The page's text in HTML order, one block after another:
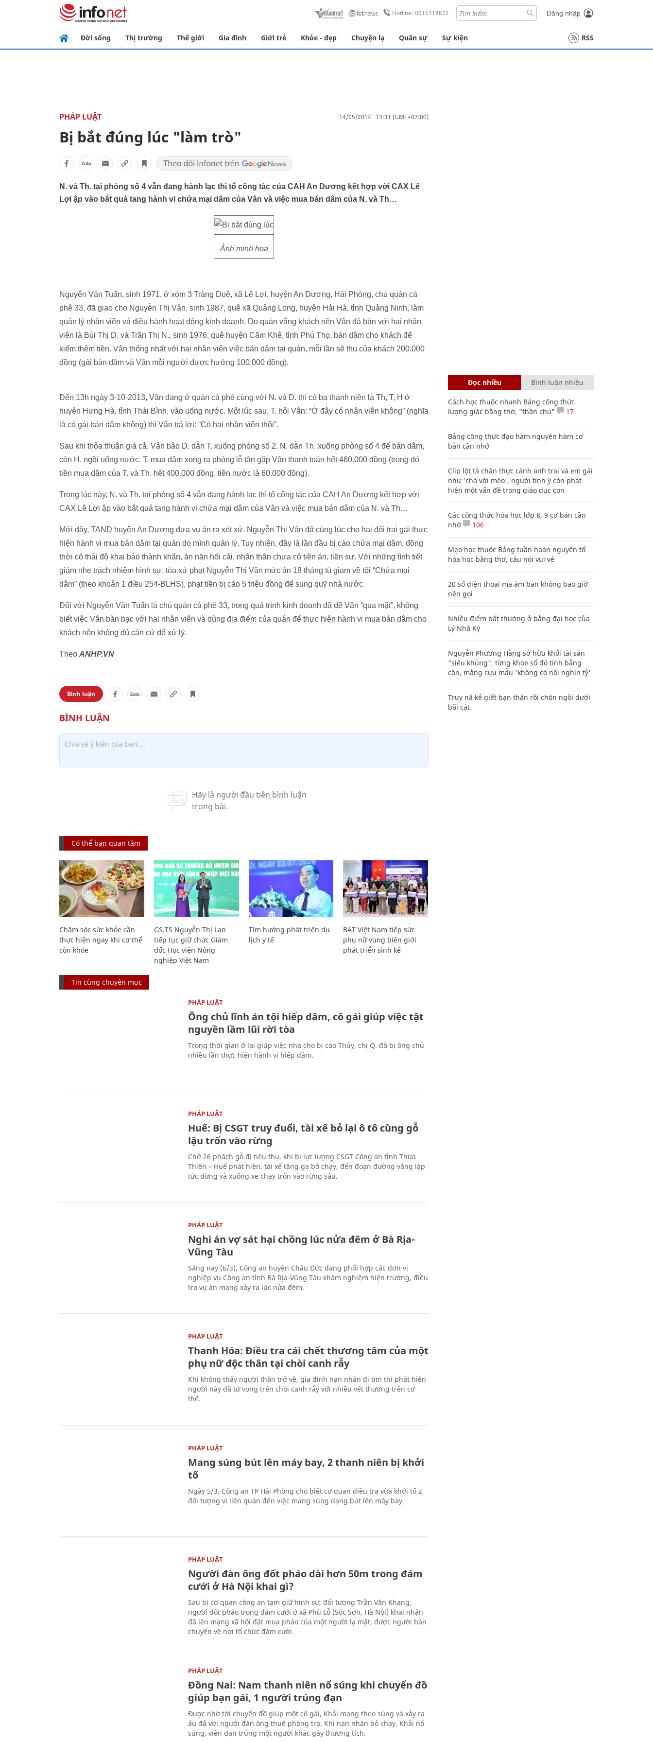
Hotline: 0916118822 Đăng nhập
Đời sống Thị trường Thế giới Gia đình Giới trẻ Khỏe - đẹp Chuyện lạ Quân sự Sự kiện RSS
PHÁP LUẬT 14/05/2014 13:31 (GMT+07:00)
Bị bắt đúng lúc "làm trò"
N. và Th. tại phòng số 4 vẫn đang hành lạc thì tổ công tác của CAH An Dương kết hợp với CAX Lê
Lợi ập vào bắt quả tang hành vi chứa mại dâm của Vân và việc mua bán dâm của N. và Th…
Ảnh minh họa
Nguyễn Văn Tuấn, sinh 1971, ở xóm 3 Tràng Duệ, xã Lê Lợi, huyện An Dương, Hải Phòng, chủ quán cà
phê 33, đã giao cho Nguyễn Thị Vân, sinh 1987, quê xã Quảng Long, huyện Hải Hà, tỉnh Quảng Ninh, làm
quản lý nhân viên và điều hành hoạt động kinh doanh. Do quán vắng khách nên Vân đã bàn với hai nhân
viên là Bùi Thị D. và Trần Thị N., sinh 1976, quê huyện Cẩm Khê, tỉnh Phú Thọ, bán dâm cho khách để
kiếm thêm tiền. Vân thống nhất với hai nhân viên việc bán dâm tại quán, mỗi lần sẽ thu của khách 200.000
đồng (gái bán dâm và Vân mỗi người được hưởng 100.000 đồng).
Đến 13h ngày 3-10-2013, Vân đang ở quán cà phê cùng với N. và D. thì có ba thanh niên là Th, T, H ở
huyện Hưng Hà, tỉnh Thái Bình, vào uống nước. Một lúc sau, T. hỏi Vân: “Ở đây có nhân viên không” (nghĩa
là có gái bán dâm không) thì Vân trả lời: “Có hai nhân viên thôi”.
Sau khi thỏa thuận giá cả, Vân bảo D. dẫn T. xuống phòng số 2, N. dẫn Th. xuống phòng số 4 để bán dâm,
còn H. ngồi uống nước. T. mua dâm xong ra phòng lễ tân gặp Vân thanh toán hết 460.000 đồng (trong đó
tiền mua dâm của T. và Th. hết 400.000 đồng, tiền nước là 60.000 đồng).
Trong lúc này, N. và Th. tại phòng số 4 vẫn đang hành lạc thì tổ công tác của CAH An Dương kết hợp với
CAX Lê Lợi ập vào bắt quả tang hành vi chứa mại dâm của Vân và việc mua bán dâm của N. và Th…
Mới đây, TAND huyện An Dương đưa vụ án ra xét xử. Nguyễn Thị Vân đã cùng lúc cho hai đôi trai gái thực
hiện hành vi mua bán dâm tại quán do mình quản lý. Tuy nhiên, đây là lần đầu bị cáo chứa mại dâm, đồng
thời có thái độ khai báo thành khẩn, ăn năn hối cải, nhân thân chưa có tiền án, tiền sự. Với những tình tiết
giảm nhẹ trách nhiệm hình sự, tòa xử phạt Nguyễn Thị Vân mức án 18 tháng tù giam về tội “Chứa mại
dâm” (theo khoản 1 điều 254-BLHS), phạt tiền bị cáo 5 triệu đồng để sung quỹ nhà nước.
Đối với Nguyễn Văn Tuấn là chủ quán cà phê 33, trong quá trình kinh doanh đã để Vân “qua mặt”, không
biết việc Vân bàn bạc với hai nhân viên và dùng địa điểm của quán để thực hiện hành vi mua bán dâm cho
khách nên không đủ căn cứ để xử lý.
Theo ANHP.VN
Bình luận
Có thể bạn quan tâm
Chăm sóc sức khỏe cần
thực hiện ngay khi cơ thể
còn khỏe
GS.TS Nguyễn Thị Lan
tiếp tục giữ chức Giám
đốc Học viện Nông
nghiệp Việt Nam
Tìm hướng phát triển du
lịch y tế
BAT Việt Nam tiếp sức
phụ nữ vùng biên giới
phát triển sinh kế
Tin cùng chuyên mục
PHÁP LUẬT
Ông chủ lĩnh án tội hiếp dâm, cô gái giúp việc tật
nguyền lầm lũi rời tòa
Trong thời gian ở lại giúp việc nhà cho bị cáo Thủy, chị Q. đã bị ông chủ
nhiều lần thực hiện hành vi hiếp dâm.
PHÁP LUẬT
Huế: Bị CSGT truy đuổi, tài xế bỏ lại ô tô cùng gỗ
lậu trốn vào rừng
Chở 26 phách gỗ đi tiêu thụ, khi bị lực lượng CSGT Công an tỉnh Thừa
Thiên – Huế phát hiện, tài xế tăng ga bỏ chạy, đến đoạn đường vắng lập
tức dừng và xuống xe chạy trốn vào rừng sâu.
PHÁP LUẬT
Nghi án vợ sát hại chồng lúc nửa đêm ở Bà Rịa-
Vũng Tàu
Sáng nay (6/3), Công an huyện Châu Đức đang phối hợp các đơn vị
nghiệp vụ Công an tỉnh Bà Rịa-Vũng Tàu khám nghiệm hiện trường, điều
tra vụ án mạng xảy ra lúc nửa đêm.
PHÁP LUẬT
Thanh Hóa: Điều tra cái chết thương tâm của một
phụ nữ độc thân tại chòi canh rẫy
Khi không thấy người thân trở về, gia đình nạn nhân đi tìm thì phát hiện
người này đã tử vong trên chòi canh rẫy với nhiều vết thương trên cơ
thể.
PHÁP LUẬT
Mang súng bút lên máy bay, 2 thanh niên bị khởi
tố
Ngày 5/3, Công an TP Hải Phòng cho biết cơ quan điều tra vừa khởi tố 2
đối tượng vì liên quan đến việc mang súng dạng bút lên máy bay.
PHÁP LUẬT
Người đàn ông đốt pháo dài hơn 50m trong đám
cưới ở Hà Nội khai gì?
Sau bị cơ quan công an tạm giữ hình sự, đối tượng Trần Văn Khang,
người đốt pháo trong đám cưới ở xã Phù Lỗ (Sóc Sơn, Hà Nội) khai nhận
đã lên mạng xã hội đặt mua pháo của một người lạ mặt, được người bán
chuyển về nơi tổ chức đám cưới.
PHÁP LUẬT
Đồng Nai: Nam thanh niên nổ súng khi chuyển đồ
giúp bạn gái, 1 người trúng đạn
Được nhờ tới chuyển đồ giúp một cô gái, Khải mang theo súng và xảy ra
ẩu đả với người đàn ông thuê phòng trọ. Khi nạn nhân bỏ chạy, Khải nổ
súng, viên đạn trúng một người khác gây thương tích.
Đọc nhiều Bình luận nhiều
Cách học thuộc nhanh Bảng công thức
lượng giác bằng thơ, "thần chú"
17
Bảng công thức đạo hàm nguyên hàm cơ
bản cần nhớ
Clip lột tả chân thực cảnh anh trai và em gái
như 'chó với mèo', người tinh ý còn phát
hiện một vấn đề trong giáo dục con
Các công thức hóa học lớp 8, 9 cơ bản cần
nhớ
106
Mẹo học thuộc Bảng tuần hoàn nguyên tố
hóa học bằng thơ, câu nói vui vẻ
20 số điện thoại ma ám bạn không bao giờ
nên gọi
Nhiều điểm bất thường ở bằng đại học của
Lý Nhã Kỳ
Nguyễn Phương Hằng sở hữu khối tài sản
"siêu khủng", từng khoe sổ đỏ tính bằng
cân, mắng cựu mẫu 'không có nổi nghìn tỷ'
Truy nã kẻ giết bạn thân rồi chôn ngồi dưới
bãi cát